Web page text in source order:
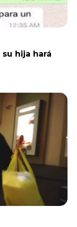
hija hará